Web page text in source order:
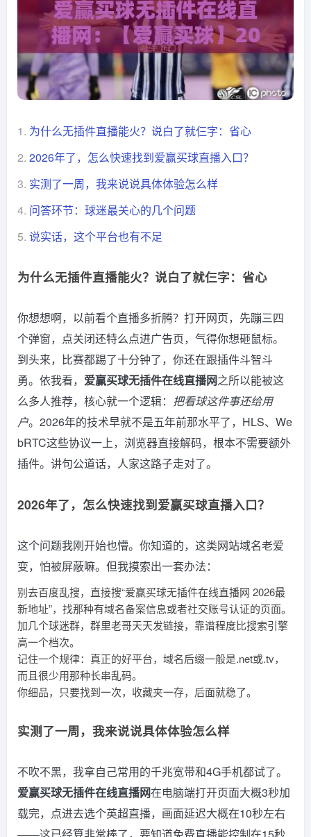
1. 为什么无插件直播能火？说白了就仨字：省心
2. 2026年了，怎么快速找到爱赢买球直播入口？
3. 实测了一周，我来说说具体体验怎么样
4. 问答环节：球迷最关心的几个问题
5. 说实话，这个平台也有不足
为什么无插件直播能火？说白了就仨字：省心
你想想啊，以前看个直播多折腾？打开网页，先蹦三四
个弹窗，点关闭还特么点进广告页，气得你想砸鼠标。
到头来，比赛都踢了十分钟了，你还在跟插件斗智斗
勇。依我看， 爱赢买球无插件在线直播网之所以能被这
么多人推荐，核心就一个逻辑： 把看球这件事还给用
户。2026年的技术早就不是五年前那水平了，HLS、We
bRTC这些协议一上，浏览器直接解码，根本不需要额外
插件。讲句公道话，人家这路子走对了。
2026年了，怎么快速找到爱赢买球直播入口？
这个问题我刚开始也懵。你知道的，这类网站域名老爱
变，怕被屏蔽嘛。但我摸索出一套办法：
别去百度乱搜，直接搜“爱赢买球无插件在线直播网 2026最
新地址”，找那种有域名备案信息或者社交账号认证的页面。
加几个球迷群，群里老哥天天发链接，靠谱程度比搜索引擎
高一个档次。
记住一个规律：真正的好平台，域名后缀一般是.net或.tv，
而且很少用那种长串乱码。
你细品，只要找到一次，收藏夹一存，后面就稳了。
实测了一周，我来说说具体体验怎么样
不吹不黑，我拿自己常用的千兆宽带和4G手机都试了。
爱赢买球无插件在线直播网在电脑端打开页面大概3秒加
载完，点进去选个英超直播，画面延迟大概在10秒左右